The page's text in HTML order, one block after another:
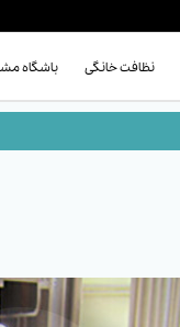
نظافت خانگی باشگاه